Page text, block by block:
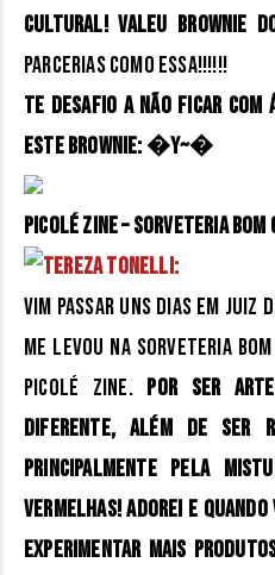
Cultural! Valeu Brownie
parcerias como essa!!!!!!
Te desafio a não ficar com
este Brownie:�Y~�
Picolé Zine – Sorveteria Bom
Tereza Tonelli:
Vim passar uns dias em Juiz
me levou na Sorveteria
Picolé Zine. Por ser
diferente, além de ser
principalmente pela
vermelhas! Adorei e
experimentar mais